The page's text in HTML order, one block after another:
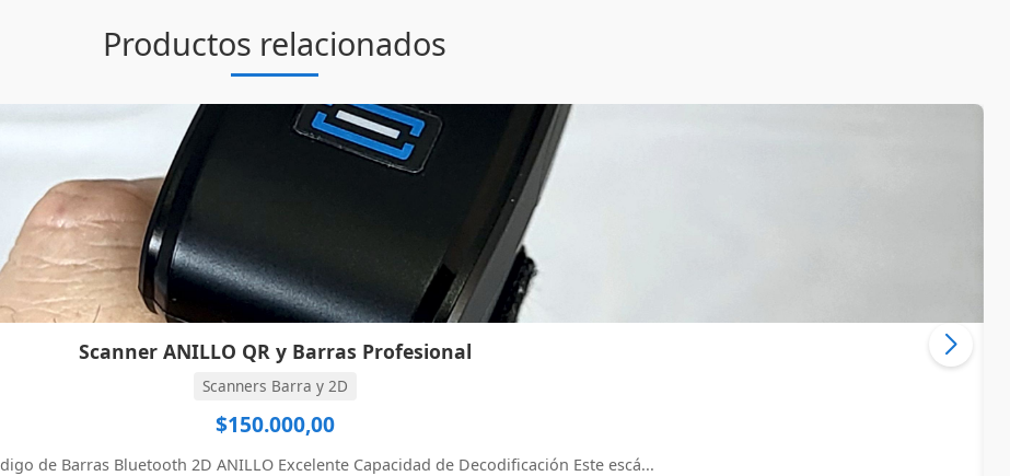
Productos relacionados
Scanner ANILLO QR y Barras Profesional
Scanners Barra y 2D
$150.000,00
de Barras Bluetooth 2D ANILLO Excelente Capacidad de Decodificación Este escá...